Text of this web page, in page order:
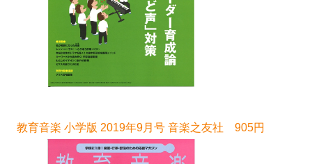
教育音楽 小学版 2019年9月号 音楽之友社 905円